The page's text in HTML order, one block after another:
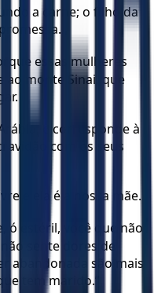
a carne; o filho da
essas mulheres
ao monte Sinai, que
e corresponde à
com os seus
e ela é a nossa mãe.
ó estéril, você que não
sente dores de
abandonada são mais
tem marido.”